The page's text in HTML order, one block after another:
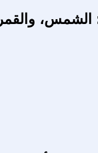
الشمس، والقمر